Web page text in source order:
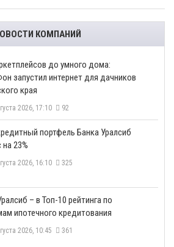
КОМПАНИЙ
до умного дома:
запустил интернет для дачников
края
2026, 17:10 92
портфель Банка Уралсиб
23%
2026, 16:10 325
– в Топ-10 рейтинга по
ипотечного кредитования
2026, 10:45 361